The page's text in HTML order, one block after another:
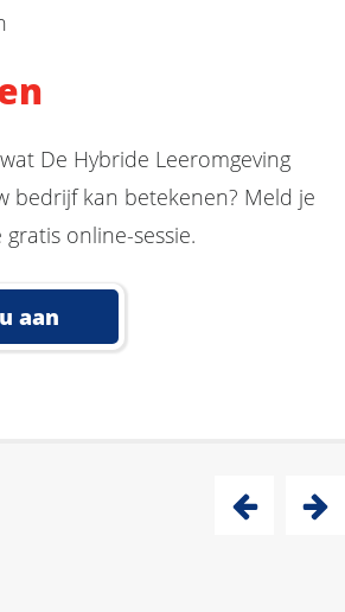
De Hybride Leeromgeving
bedrijf kan betekenen? Meld je
online-sessie.
aan